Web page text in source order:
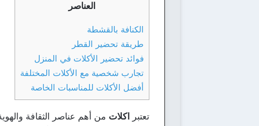
العناصر
الكنافة بالقشطة
طريقة تحضير القطر
فوائد تحضير الأكلات في المنزل
تجارب شخصية مع الأكلات المختلفة
أفضل الأكلات للمناسبات الخاصة
تعتبر اكلات من أهم عناصر الثقافة